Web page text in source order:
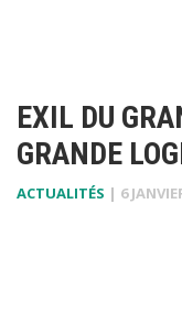
EXIL DU
GRANDE
ACTUALITÉS | 6